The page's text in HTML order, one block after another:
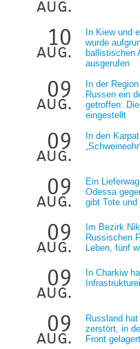
aug.
10
aug.
In Kiew und
wurde
ballistischen
ausgerufen
09
aug.
In der
Russen ein
getroffen:
eingestellt
09
aug.
In den
09
aug.
Ein
Odessa
gibt Tote und
09
aug.
Im Bezirk
Russischen
Leben, fünf
09
aug.
In Charkiw
09
aug.
Russland
zerstört, in
Front